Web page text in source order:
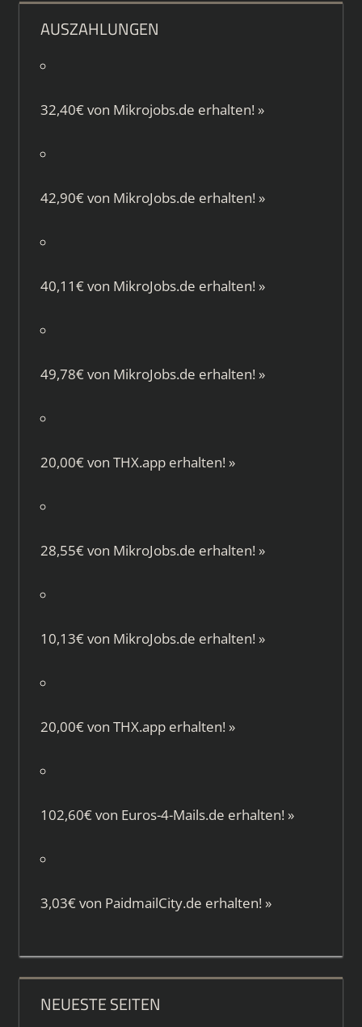
AUSZAHLUNGEN
32,40€ von Mikrojobs.de erhalten! »
42,90€ von MikroJobs.de erhalten! »
40,11€ von MikroJobs.de erhalten! »
49,78€ von MikroJobs.de erhalten! »
20,00€ von THX.apperhalten! »
28,55€ von MikroJobs.de erhalten! »
10,13€ von MikroJobs.de erhalten! »
20,00€ von THX.apperhalten! »
102,60€ von Euros-4-Mails.de erhalten! »
3,03€ von PaidmailCity.de erhalten! »
NEUESTE SEITEN